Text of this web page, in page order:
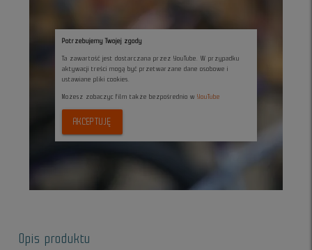
Potrzebujemy Twojej zgody
Ta zawartość jest dostarczana przez YouTube. W przypadku
aktywacji treści mogą być przetwarzane dane osobowe i
ustawiane pliki cookies.
Możesz zobaczyc film także bezpośrednio w YouTube
AKCEPTUJĘ
Opis produktu